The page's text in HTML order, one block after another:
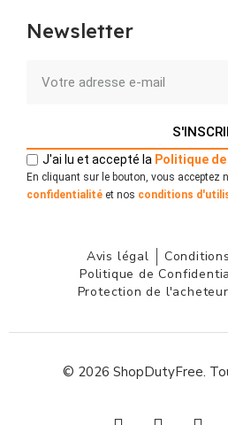
Newsletter
J'ai lu et accepté la Politique de
En cliquant sur le bouton, vous acceptez
confidentialité et nos conditions
Avis légal
Politique de
Protection de l'acheteur
© 2026 ShopDutyFree.